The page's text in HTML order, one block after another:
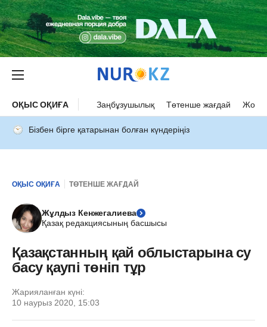
ОҚЫС ОҚИҒА Заңбұзушылық Төтенше жағдай Жол
Бізбен бірге қатарынан болған күндеріңіз
ОҚЫС ОҚИҒА ТӨТЕНШЕ ЖАҒДАЙ
Жұлдыз Кенжегалиева
Қазақ редакциясының басшысы
Қазақстанның қай облыстарына су
басу қаупі төніп тұр
Жарияланған күні:
10 наурыз 2020, 15:03